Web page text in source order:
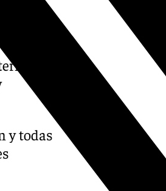
un
de
y todas